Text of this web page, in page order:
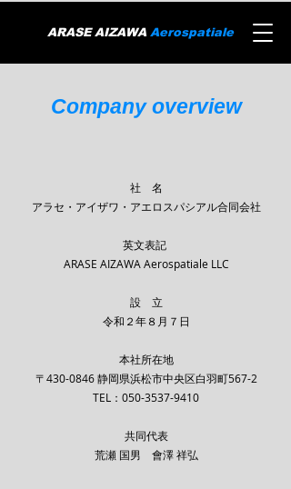
ARASE AIZAWA Aerospatiale
Company overview
社 名
アラセ・アイザワ・アエロスパシアル合同会社
英文表記
ARASE AIZAWA Aerospatiale LLC
設 立
令和２年８月７日
本社所在地
〒430-0846 静岡県浜松市中央区白羽町567-2
TEL：050-3537-9410
共同代表
荒瀬 国男 會澤 祥弘